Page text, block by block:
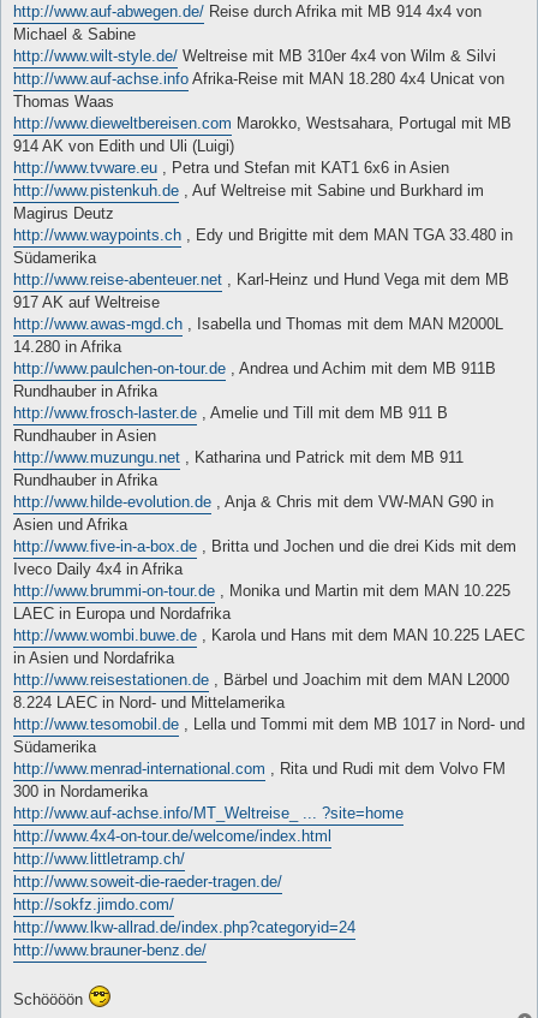
http://www.auf-abwegen.de/ Reise durch Afrika mit MB 914 4x4 von
Michael & Sabine
http://www.wilt-style.de/ Weltreise mit MB 310er 4x4 von Wilm & Silvi
http://www.auf-achse.info Afrika-Reise mit MAN 18.280 4x4 Unicat von
Thomas Waas
http://www.dieweltbereisen.com Marokko, Westsahara, Portugal mit MB
914 AK von Edith und Uli (Luigi)
http://www.tvware.eu , Petra und Stefan mit KAT1 6x6 in Asien
http://www.pistenkuh.de , Auf Weltreise mit Sabine und Burkhard im
Magirus Deutz
http://www.waypoints.ch , Edy und Brigitte mit dem MAN TGA 33.480 in
Südamerika
http://www.reise-abenteuer.net , Karl-Heinz und Hund Vega mit dem MB
917 AK auf Weltreise
http://www.awas-mgd.ch , Isabella und Thomas mit dem MAN M2000L
14.280 in Afrika
http://www.paulchen-on-tour.de , Andrea und Achim mit dem MB 911B
Rundhauber in Afrika
http://www.frosch-laster.de , Amelie und Till mit dem MB 911 B
Rundhauber in Asien
http://www.muzungu.net , Katharina und Patrick mit dem MB 911
Rundhauber in Afrika
http://www.hilde-evolution.de , Anja & Chris mit dem VW-MAN G90 in
Asien und Afrika
http://www.five-in-a-box.de , Britta und Jochen und die drei Kids mit dem
Iveco Daily 4x4 in Afrika
http://www.brummi-on-tour.de , Monika und Martin mit dem MAN 10.225
LAEC in Europa und Nordafrika
http://www.wombi.buwe.de , Karola und Hans mit dem MAN 10.225 LAEC
in Asien und Nordafrika
http://www.reisestationen.de , Bärbel und Joachim mit dem MAN L2000
8.224 LAEC in Nord- und Mittelamerika
http://www.tesomobil.de , Lella und Tommi mit dem MB 1017 in Nord- und
Südamerika
http://www.menrad-international.com , Rita und Rudi mit dem Volvo FM
300 in Nordamerika
http://www.auf-achse.info/MT_Weltreise_ ... ?site=home
http://www.4x4-on-tour.de/welcome/index.html
http://www.littletramp.ch/
http://www.soweit-die-raeder-tragen.de/
http://sokfz.jimdo.com/
http://www.lkw-allrad.de/index.php?categoryid=24
http://www.brauner-benz.de/
Schöööön